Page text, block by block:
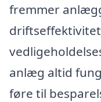
fremmer
anlæg altid
føre til